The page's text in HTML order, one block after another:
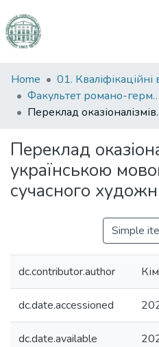
Communities
&
Collections
Statistics
Home
Факультет романо-германської філології
Переклад
Переклад
українською
сучасного
Simple
dc.contributor.author
dc.date.accessioned
dc.date.available